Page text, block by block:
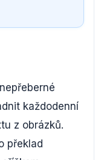
každodenní
z obrázků.
překlad